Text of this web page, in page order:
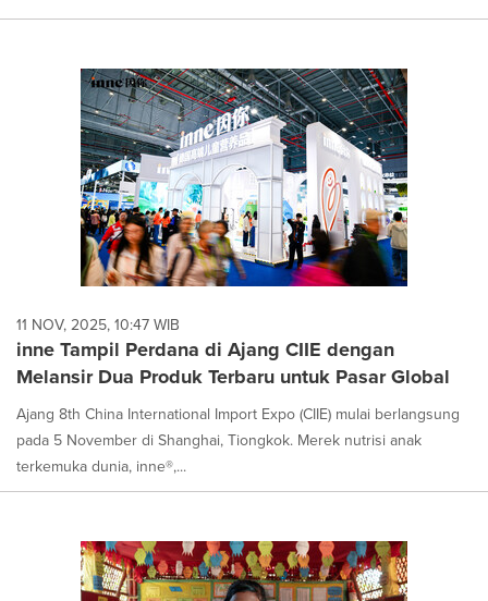
11 NOV, 2025, 10:47 WIB
inne Tampil Perdana di Ajang CIIE dengan
Melansir Dua Produk Terbaru untuk Pasar Global
Ajang 8th China International Import Expo (CIIE) mulai berlangsung
pada 5 November di Shanghai, Tiongkok. Merek nutrisi anak
terkemuka dunia, inne®,...